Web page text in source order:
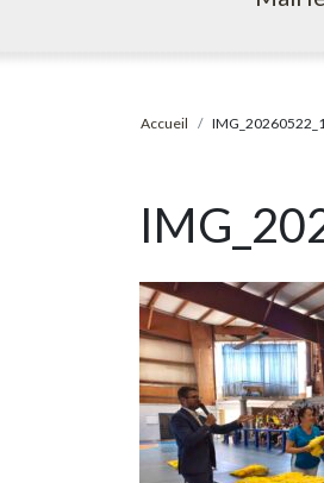
Accueil